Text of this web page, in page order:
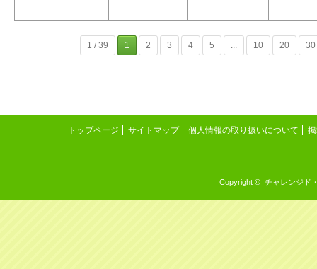
1 / 39 1 2 3 4 5 10 20 30
トップページ サイトマップ 個人情報の取り扱いについて
Copyright © チャレンジド